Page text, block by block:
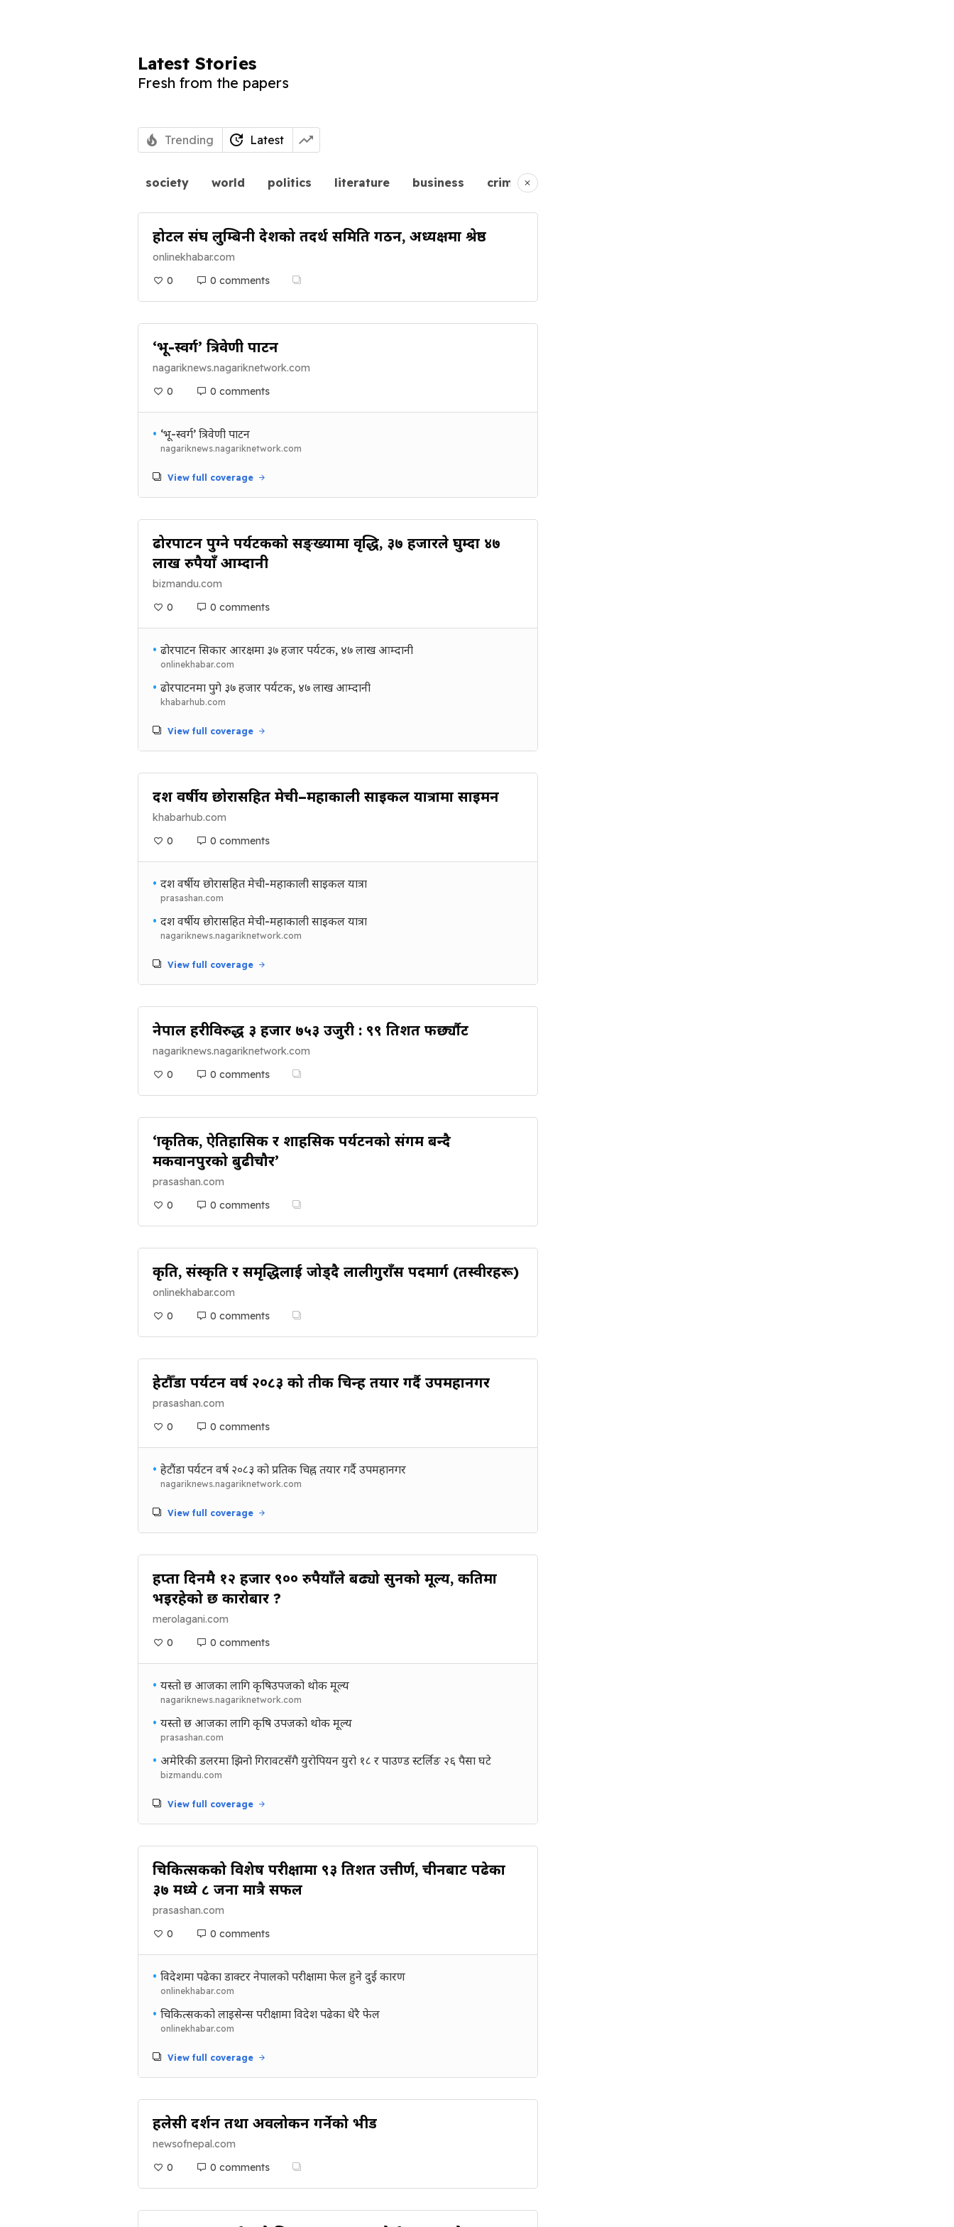
Latest Stories
Fresh from the papers
Trending Latest
society world politics literature business crime
होटल संघ लुम्बिनी प्रदेशको तदर्थ समिति गठन, अध्यक्षमा श्रेष्ठ
onlinekhabar.com
0
0 comments
‘भू-स्वर्ग’ त्रिवेणी पाटन
nagariknews.nagariknetwork.com
0
0 comments
• ‘भू-स्वर्ग’ त्रिवेणी पाटन
nagariknews.nagariknetwork.com
View full coverage
ढोरपाटन पुग्ने पर्यटकको सङ्ख्यामा वृद्धि, ३७ हजारले घुम्दा ४७
लाख रुपैयाँ आम्दानी
bizmandu.com
0
0 comments
• ढोरपाटन सिकार आरक्षमा ३७ हजार पर्यटक, ४७ लाख आम्दानी
onlinekhabar.com
• ढोरपाटनमा पुगे ३७ हजार पर्यटक, ४७ लाख आम्दानी
khabarhub.com
View full coverage
दश वर्षीय छोरासहित मेची–महाकाली साइकल यात्रामा साइमन
khabarhub.com
0
0 comments
• दश वर्षीय छोरासहित मेची-महाकाली साइकल यात्रा
prasashan.com
• दश वर्षीय छोरासहित मेची-महाकाली साइकल यात्रा
nagariknews.nagariknetwork.com
View full coverage
नेपाल प्रहरीविरुद्ध ३ हजार ७५३ उजुरी : ९९ प्रतिशत फर्छ्यौट
nagariknews.nagariknetwork.com
0
0 comments
‘प्राकृतिक, ऐतिहासिक र शाहसिक पर्यटनको संगम बन्दै
मकवानपुरको बुढीचौर’
prasashan.com
0
0 comments
प्रकृति, संस्कृति र समृद्धिलाई जोड्दै लालीगुराँस पदमार्ग (तस्वीरहरू)
onlinekhabar.com
0
0 comments
हेटौँडा पर्यटन वर्ष २०८३ को प्रतीक चिन्ह तयार गर्दै उपमहानगर
prasashan.com
0
0 comments
• हेटौंडा पर्यटन वर्ष २०८३ को प्रतिक चिह्न तयार गर्दै उपमहानगर
nagariknews.nagariknetwork.com
View full coverage
हप्ता दिनमै १२ हजार ९०० रुपैयाँले बढ्यो सुनको मूल्य, कतिमा
भइरहेको छ कारोबार ?
merolagani.com
0
0 comments
• यस्तो छ आजका लागि कृषिउपजको थोक मूल्य
nagariknews.nagariknetwork.com
• यस्तो छ आजका लागि कृषि उपजको थोक मूल्य
prasashan.com
• अमेरिकी डलरमा झिनो गिरावटसँगै युरोपियन युरो १८ र पाउण्ड स्टर्लिङ २६ पैसा घटे
bizmandu.com
View full coverage
चिकित्सकको विशेष परीक्षामा ९३ प्रतिशत उत्तीर्ण, चीनबाट पढेका
३७ मध्ये ८ जना मात्रै सफल
prasashan.com
0
0 comments
• विदेशमा पढेका डाक्टर नेपालको परीक्षामा फेल हुने दुई कारण
onlinekhabar.com
• चिकित्सकको लाइसेन्स परीक्षामा विदेश पढेका धेरै फेल
onlinekhabar.com
View full coverage
हलेसी दर्शन तथा अवलोकन गर्नेको भीड
newsofnepal.com
0
0 comments